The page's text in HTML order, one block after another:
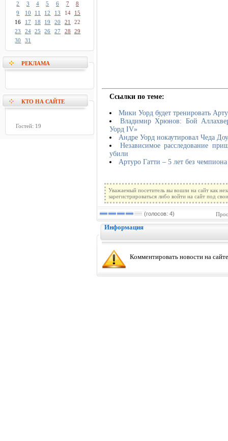
2
3 4 5 6 7
8
9
10 11 12 13 14
15
16
17 18 19 20 21
22
23
24 25 26 27 28
29
30
31
РЕКЛАМА
КТО НА САЙТЕ
Гостей: 19
Ссылки по теме:
Мики Уорд будет тренировать
Владимир Хрюнов: Бой
Уорд IV»
Андре Уорд нокаутировал Чеда
Независимое расследование
убили
Артуро Гатти – 5 лет без чемпиона
Уважаемый посетитель вы вошли на сайт как
зарегистрироваться либо войти на сайт под
(голосов: 4)
Информация
Комментировать новости на